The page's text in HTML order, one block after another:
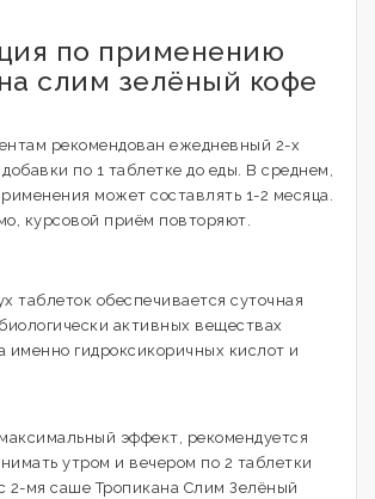
по применению
слим зелёный кофе
рекомендован ежедневный 2-х
по 1 таблетке до еды. В среднем,
может составлять 1-2 месяца.
курсовой приём повторяют.
таблеток обеспечивается суточная
активных веществах
именно гидроксикоричных кислот и
эффект, рекомендуется
утром и вечером по 2 таблетки
2-мя саше Тропикана Слим Зелёный